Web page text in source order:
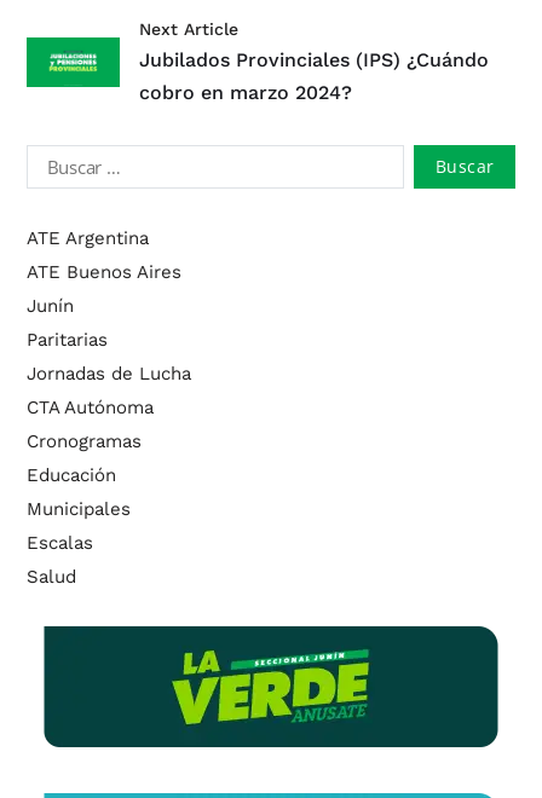
Next Article
Jubilados Provinciales (IPS) ¿Cuándo
cobro en marzo 2024?
ATE Argentina
ATE Buenos Aires
Junín
Paritarias
Jornadas de Lucha
CTA Autónoma
Cronogramas
Educación
Municipales
Escalas
Salud